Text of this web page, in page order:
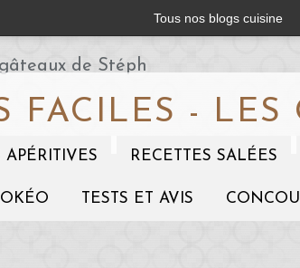
Tous nos blogs cuisine
FACILES - LES
APÉRITIVES RECETTES SALÉES
TESTS ET AVIS